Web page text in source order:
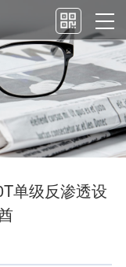
单级反渗透设